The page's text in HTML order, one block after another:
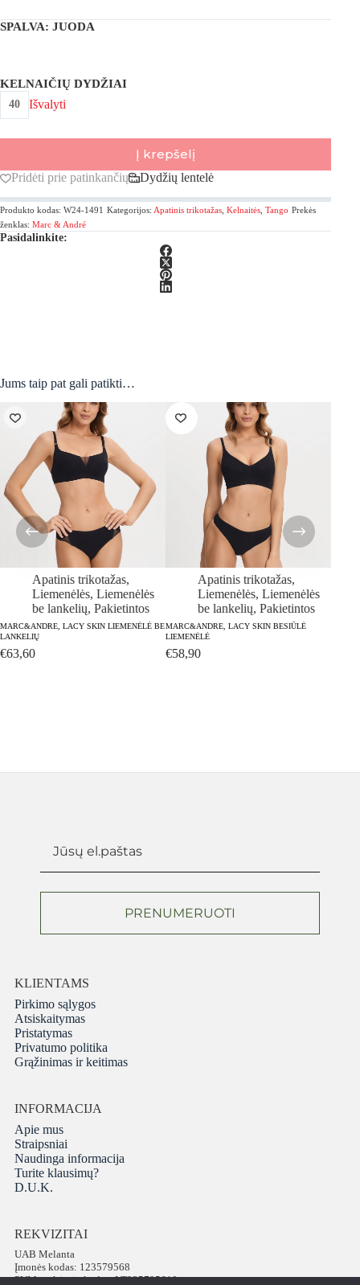
SPALVA: JUODA
KELNAIČIŲ DYDŽIAI
40 Išvalyti
Į krepšelį
Pridėti prie patinkančių Dydžių lentelė
Produkto kodas: W24-1491 Kategorijos: Apatinis trikotažas Kelnaitės Tango Prekės
ženklas: Marc & André
Pasidalinkite:
Jums taip pat gali patikti…
Apatinis trikotažas,
Liemenėlės, Liemenėlės
be lankelių, Pakietintos
MARC&ANDRE, LACY SKIN LIEMENĖLĖ BE
LANKELIŲ
€63,60
Apatinis trikotažas,
Liemenėlės,Liemenėlės
be lankelių,Pakietintos
MARC&ANDRE, LACY SKIN BESIŪLĖ
LIEMENĖLĖ
€58,90
PRENUMERUOTI
KLIENTAMS
Pirkimo sąlygos
Atsiskaitymas
Pristatymas
Privatumo politika
Grąžinimas ir keitimas
INFORMACIJA
Apie mus
Straipsniai
Naudinga informacija
Turite klausimų?
D.U.K.
REKVIZITAI
UAB Melanta
Įmonės kodas: 123579568
PVM mokėtojo kodas: LT235795610